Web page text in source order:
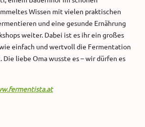
Wissen mit vielen praktischen
und eine gesunde Ernährung
weiter. Dabei ist es ihr ein großes
einfach und wertvoll die Fermentation
Die liebe Oma wusste es – wir dürfen es